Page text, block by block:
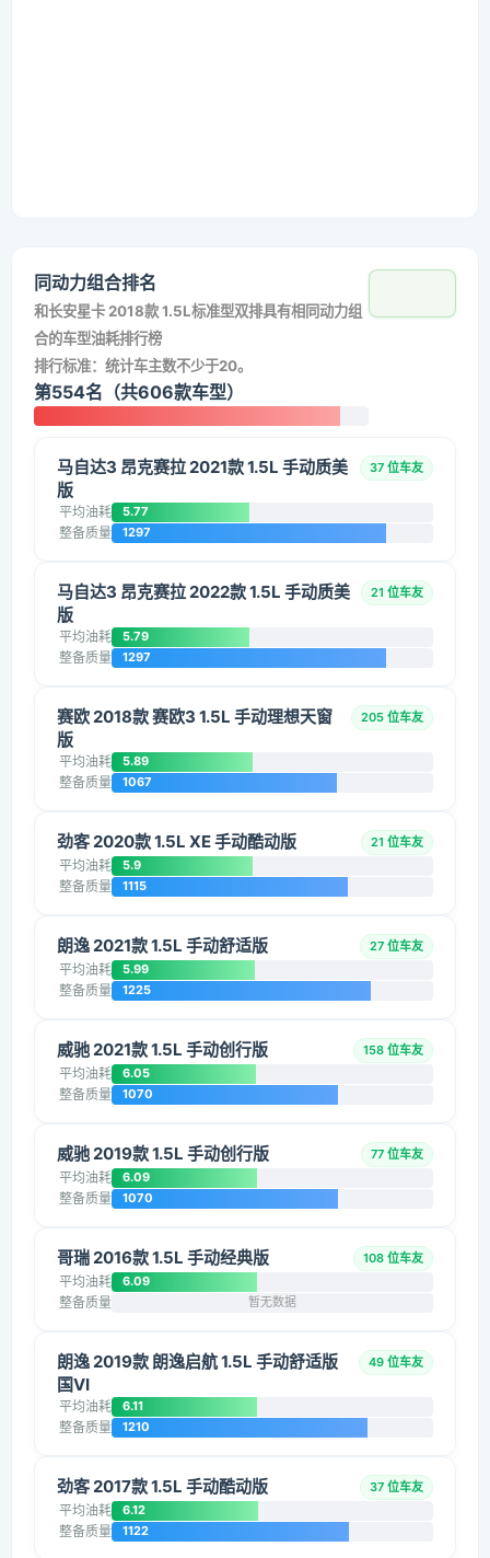
同动力组合排名
和长安星卡 2018款 1.5L标准型双排具有相同动力组
合的车型油耗排行榜
排行标准：统计车主数不少于20。
第554名（共606款车型）
马自达3 昂克赛拉 2021款 1.5L 手动质美
版
37 位车友
平均油耗 5.77
整备质量 1297
马自达3 昂克赛拉 2022款 1.5L 手动质美
版
21 位车友
平均油耗 5.79
整备质量 1297
赛欧 2018款 赛欧3 1.5L 手动理想天窗
版
205 位车友
平均油耗 5.89
整备质量 1067
劲客 2020款 1.5L XE 手动酷动版 21 位车友
平均油耗 5.9
整备质量 1115
朗逸 2021款 1.5L 手动舒适版 27 位车友
平均油耗 5.99
整备质量 1225
威驰 2021款 1.5L 手动创行版 158 位车友
平均油耗 6.05
整备质量 1070
威驰 2019款 1.5L 手动创行版 77 位车友
平均油耗 6.09
整备质量 1070
哥瑞 2016款 1.5L 手动经典版 108 位车友
平均油耗 6.09
整备质量 暂无数据
朗逸 2019款 朗逸启航 1.5L 手动舒适版
国VI
49 位车友
平均油耗 6.11
整备质量 1210
劲客 2017款 1.5L 手动酷动版 37 位车友
平均油耗 6.12
整备质量 1122